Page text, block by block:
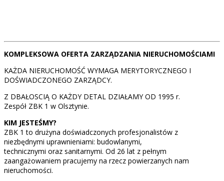
KOMPLEKSOWA OFERTA ZARZĄDZANIA NIERUCHOMOŚCIAMI
KAŻDA NIERUCHOMOŚĆ WYMAGA MERYTORYCZNEGO I
DOŚWIADCZONEGO ZARZĄDCY.
Z DBAŁOSCIĄ O KAŻDY DETAL DZIAŁAMY OD 1995 r.
Zespół ZBK 1 w Olsztynie.
KIM JESTEŚMY?
ZBK 1 to drużyna doświadczonych profesjonalistów z
niezbędnymi uprawnieniami: budowlanymi,
technicznymi oraz sanitarnymi. Od 26 lat z pełnym
zaangażowaniem pracujemy na rzecz powierzanych nam
nieruchomości.